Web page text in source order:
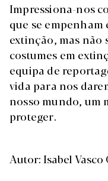
Impressiona-nos
que se empenham
extinção, mas não
costumes em
equipa de
vida para nos
nosso mundo, um
proteger.
Autor: Isabel Vasco